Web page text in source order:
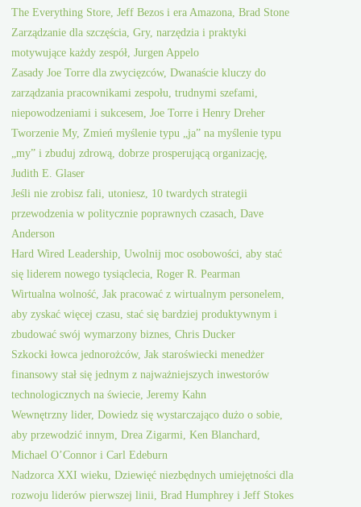
The Everything Store, Jeff Bezos i era Amazona, Brad Stone
Zarządzanie dla szczęścia, Gry, narzędzia i praktyki
motywujące każdy zespół, Jurgen Appelo
Zasady Joe Torre dla zwycięzców, Dwanaście kluczy do
zarządzania pracownikami zespołu, trudnymi szefami,
niepowodzeniami i sukcesem, Joe Torre i Henry Dreher
Tworzenie My, Zmień myślenie typu „ja” na myślenie typu
„my” i zbuduj zdrową, dobrze prosperującą organizację,
Judith E. Glaser
Jeśli nie zrobisz fali, utoniesz, 10 twardych strategii
przewodzenia w politycznie poprawnych czasach, Dave
Anderson
Hard Wired Leadership, Uwolnij moc osobowości, aby stać
się liderem nowego tysiąclecia, Roger R. Pearman
Wirtualna wolność, Jak pracować z wirtualnym personelem,
aby zyskać więcej czasu, stać się bardziej produktywnym i
zbudować swój wymarzony biznes, Chris Ducker
Szkocki łowca jednorożców, Jak staroświecki menedżer
finansowy stał się jednym z najważniejszych inwestorów
technologicznych na świecie, Jeremy Kahn
Wewnętrzny lider, Dowiedz się wystarczająco dużo o sobie,
aby przewodzić innym, Drea Zigarmi, Ken Blanchard,
Michael O’Connor i Carl Edeburn
Nadzorca XXI wieku, Dziewięć niezbędnych umiejętności dla
rozwoju liderów pierwszej linii, Brad Humphrey i Jeff Stokes